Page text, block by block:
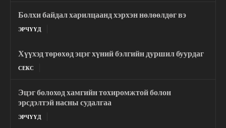
Болхи байдал харилцаанд хэрхэн нөлөөлдөг вэ
ЭРЧҮҮД
Хүүхэд төрөхөд эцэг хүний бэлгийн дуршил буурдаг
СЕКС
Эцэг болоход хамгийн тохиромжтой болон
эрсдэлтэй насны судалгаа
ЭРЧҮҮД